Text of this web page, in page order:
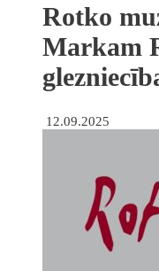
Rotko
Markam
12.09.2025